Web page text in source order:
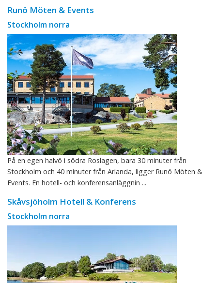
Runö Möten & Events
Stockholm norra
På en egen halvö i södra Roslagen, bara 30 minuter från
Stockholm och 40 minuter från Arlanda, ligger Runö Möten &
Events. En hotell- och konferensanläggnin ...
Skåvsjöholm Hotell & Konferens
Stockholm norra